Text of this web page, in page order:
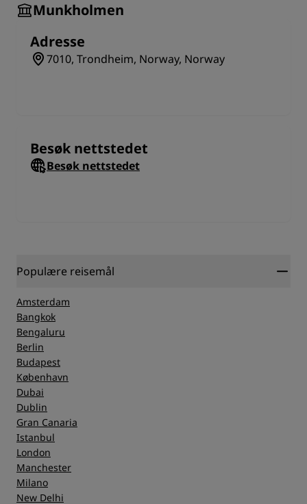
Munkholmen
Adresse
7010, Trondheim, Norway, Norway
Besøk nettstedet
Besøk nettstedet
Populære reisemål
Amsterdam
Bangkok
Bengaluru
Berlin
Budapest
København
Dubai
Dublin
Gran Canaria
Istanbul
London
Manchester
Milano
New Delhi